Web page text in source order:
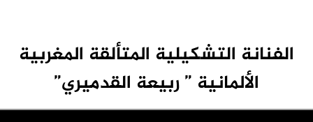
الفنانة التشكيلية المتألقة المغربية
الألمانية ” ربيعة القدميري”